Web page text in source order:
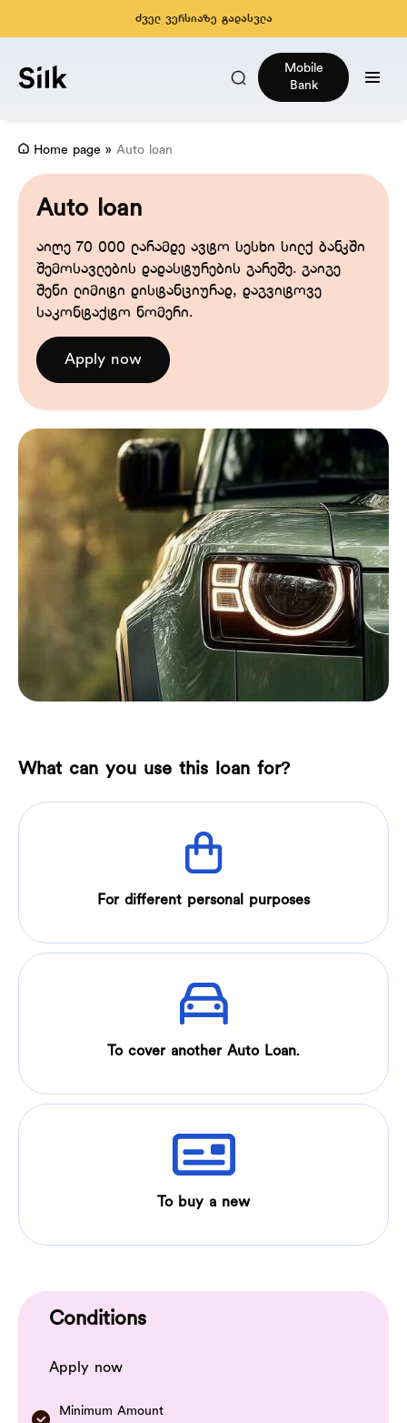
ძველ ვერსიაზე გადასვლა
Mobile
Bank
Home page » Auto loan
Auto loan
აიღე 70 000 ლარამდე ავტო სესხი სილქ ბანკში
შემოსავლების დადასტურების გარეშე. გაიგე
შენი ლიმიტი დისტანციურად, დაგვიტოვე
საკონტაქტო ნომერი.
Apply now
What can you use this loan for?
For different personal purposes
To cover another Auto Loan.
To buy a new
Conditions
Apply now
Minimum Amount